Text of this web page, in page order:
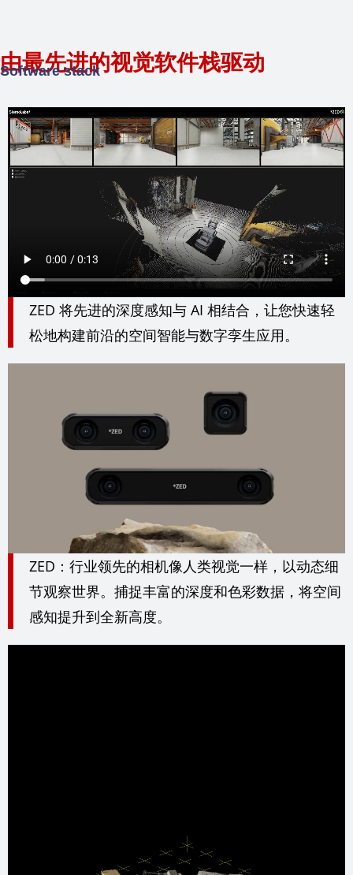
由最先进的视觉软件栈驱动
Software stack
ZED 将先进的深度感知与 AI 相结合，让您快速轻
松地构建前沿的空间智能与数字孪生应用。
ZED：行业领先的相机像人类视觉一样，以动态细
节观察世界。捕捉丰富的深度和色彩数据，将空间
感知提升到全新高度。